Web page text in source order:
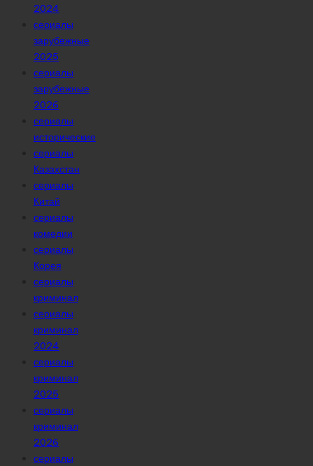
2024
сериалы
зарубежные
2025
сериалы
зарубежные
2026
сериалы
исторические
сериалы
Казахстан
сериалы
Китай
сериалы
комедии
сериалы
Корея
сериалы
криминал
сериалы
криминал
2024
сериалы
криминал
2025
сериалы
криминал
2026
сериалы